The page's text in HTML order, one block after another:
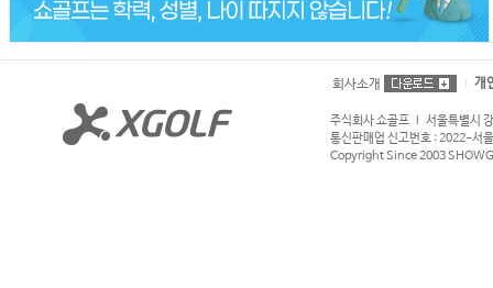
회사소개 개
주식회사 쇼골프 l 서울특별시
통신판매업 신고번호 : 2022-
Copyright Since 2003